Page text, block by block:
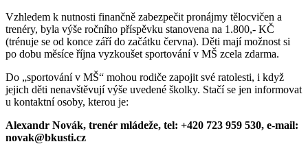
Vzhledem k nutnosti finančně zabezpečit pronájmy tělocvičen a
trenéry, byla výše ročního příspěvku stanovena na 1.800,- KČ
(trénuje se od konce září do začátku června). Děti mají možnost si
po dobu měsíce října vyzkoušet sportování v MŠ zcela zdarma.
Do „sportování v MŠ“ mohou rodiče zapojit své ratolesti, i když
jejich děti nenavštěvují výše uvedené školky. Stačí se jen informovat
u kontaktní osoby, kterou je:
Alexandr Novák, trenér mládeže, tel: +420 723 959 530, e-mail:
novak@bkusti.cz